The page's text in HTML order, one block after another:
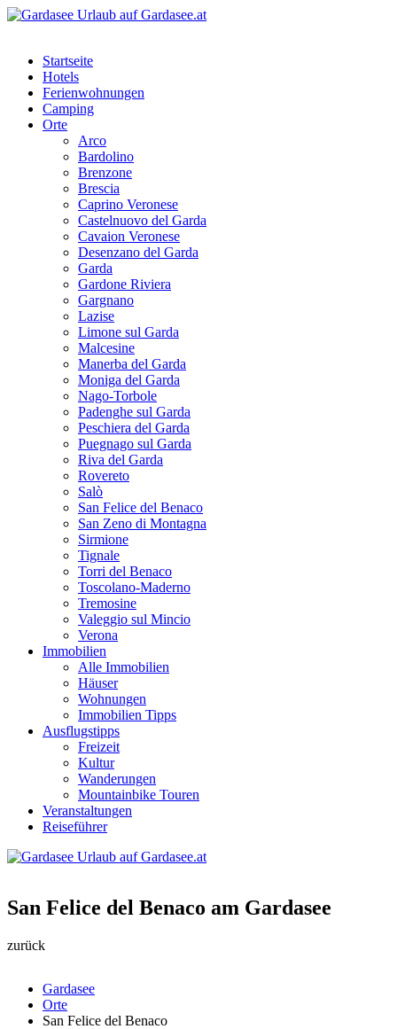
Startseite
Hotels
Ferienwohnungen
Camping
Orte
Arco
Bardolino
Brenzone
Brescia
Caprino Veronese
Castelnuovo del Garda
Cavaion Veronese
Desenzano del Garda
Garda
Gardone Riviera
Gargnano
Lazise
Limone sul Garda
Malcesine
Manerba del Garda
Moniga del Garda
Nago-Torbole
Padenghe sul Garda
Peschiera del Garda
Puegnago sul Garda
Riva del Garda
Rovereto
Salò
San Felice del Benaco
San Zeno di Montagna
Sirmione
Tignale
Torri del Benaco
Toscolano-Maderno
Tremosine
Valeggio sul Mincio
Verona
Immobilien
Alle Immobilien
Häuser
Wohnungen
Immobilien Tipps
Ausflugstipps
Freizeit
Kultur
Wanderungen
Mountainbike Touren
Veranstaltungen
Reiseführer
San Felice del Benaco am Gardasee
zurück
Gardasee
Orte
San Felice del Benaco